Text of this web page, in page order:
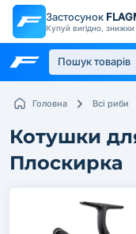
Застосунок
Купуй вигідно,
Головна Всі риби
Котушки
Плоскирка